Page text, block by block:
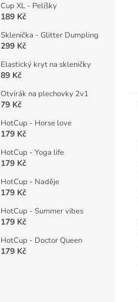
Cup XL - Pelíšky
189 Kč
Sklenička - Glitter Dumpling
299 Kč
Elastický kryt na skleničky
89 Kč
Otvírák na plechovky 2v1
79 Kč
HotCup - Horse love
179 Kč
HotCup - Yoga life
179 Kč
HotCup - Naděje
179 Kč
HotCup - Summer vibes
179 Kč
HotCup - Doctor Queen
179 Kč